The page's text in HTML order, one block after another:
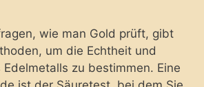
wie man Gold prüft, gibt
um die Echtheit und
Edelmetalls zu bestimmen. Eine